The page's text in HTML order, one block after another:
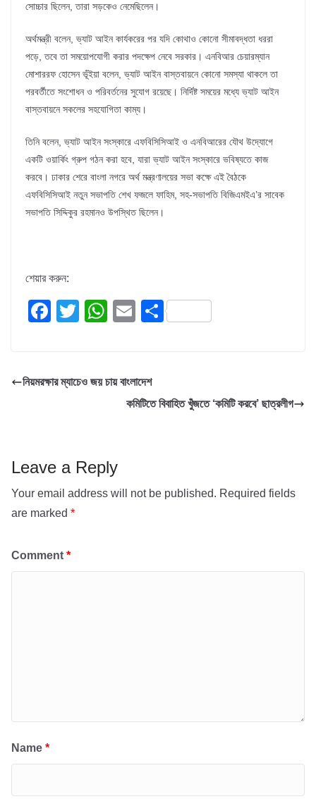
সোচ্চার ছিলেন, তারা সড়কেও নেমেছিলেন।
অর্থমন্ত্রী বলেন, ভ্যাট আইন কার্যকরের পর যদি কোথাও কোনো সীমাবদ্ধতা ধররা
পড়ে, তবে তা সময়োপযোগী করার পদক্ষেপ নেবে সরকার। এনবিআর চেয়ারম্যান
মোশাররফ হোসেন ভূঁইয়া বলেন, ভ্যাট আইন বাস্তবায়নে কোনো সমস্যা থাকলে তা
পরবর্তীতে সংশোধন ও পরিবর্তনের সুযোগ রয়েছে। নির্দিষ্ট সময়ের মধ্যে ভ্যাট আইন
বাস্তবায়নে সকলের সহযোগিতা কাম্য।
তিনি বলেন, ভ্যাট আইন সংস্কারে এফবিসিসিআই ও এনবিআরের যৌথ উদ্যোগে
একটি ওয়ার্কিং গ্রুপ গঠন করা হবে, যারা ভ্যাট আইন সংস্কারে ভবিষ্যতে কাজ
করবে। ঢাকার শেরে বাংলা নগরে অর্থ মন্ত্রণালয়ের সভা কক্ষে এই বৈঠকে
এফবিসিসিআই নতুন সভাপতি শেখ ফজলে ফাহিম, সহ-সভাপতি বিজিএমইএ’র সাবেক
সভাপতি সিদ্দিকুর রহমানও উপস্থিত ছিলেন।
শেয়ার করুন:
F
e
k
T
er
W
s
E S
নিয়মরক্ষার ম্যাচেও জয় চায় বাংলাদেশ
কমিটিতে বিবাহিত খুঁজতে ‘কমিটি করবে’ ছাত্রলীগ
Leave a Reply
Your email address will not be published. Required fields
are marked *
Comment *
Name *